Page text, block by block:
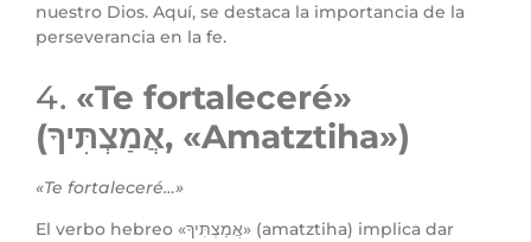
nuestro Dios. Aquí, se destaca la importancia de la
perseverancia en la fe.
4. «Te fortaleceré»
(אֲמַצְתִּיךָ, «Amatztiha»)
«Te fortaleceré…»
El verbo hebreo «אֲמַצְתִּיךָ» (amatztiha) implica dar